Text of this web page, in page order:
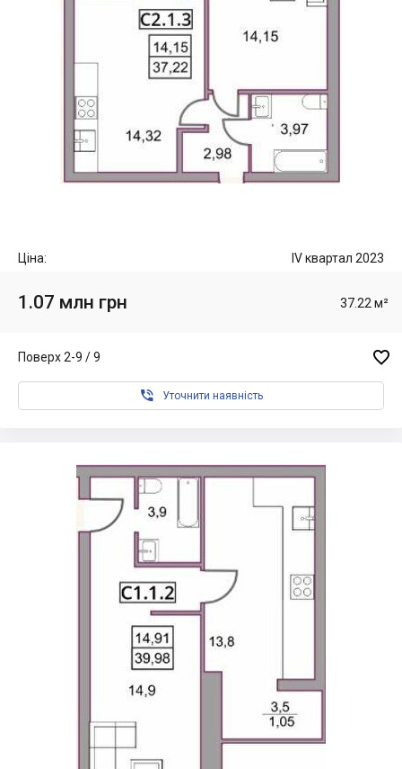
Ціна: IV квартал 2023
1.07 млн грн 37.22 м²
Поверх 2-9 / 9 
 Уточнити наявність